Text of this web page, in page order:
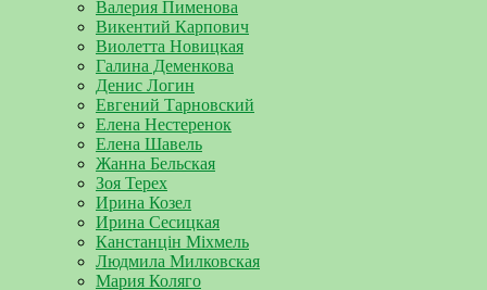
Валерия Пименова
Викентий Карпович
Виолетта Новицкая
Галина Деменкова
Денис Логин
Евгений Тарновский
Елена Нестеренок
Елена Шавель
Жанна Бельская
Зоя Терех
Ирина Козел
Ирина Сесицкая
Канстанцін Міхмель
Людмила Милковская
Мария Коляго